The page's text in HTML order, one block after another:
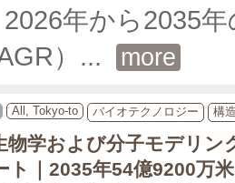
2026年から2035
） ... more
All, Tokyo-to バイオテクノロジー 構
物学および分子モデリン
ト｜2035年54億9200万